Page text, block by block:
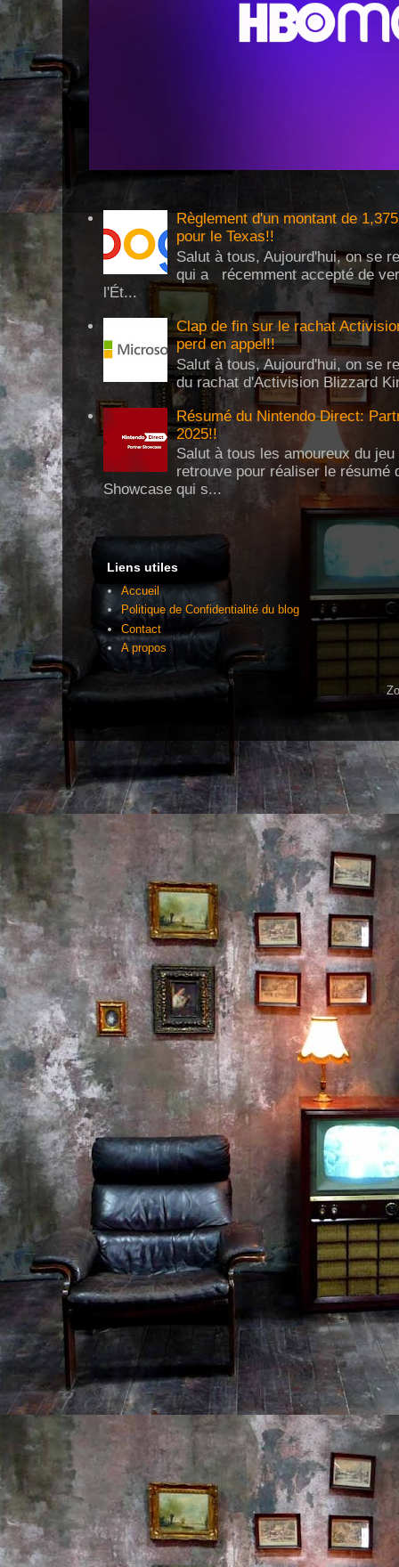
Règlement d'un montant de
pour le Texas!!
Salut à tous, Aujourd'hui, on se
qui a récemment accepté de
l'Ét...
Clap de fin sur le rachat
perd en appel!!
Salut à tous, Aujourd'hui, on se
du rachat d'Activision Blizzard
Résumé du Nintendo Direct:
2025!!
Salut à tous les amoureux du
retrouve pour réaliser le résumé
Showcase qui s...
Liens utiles
Accueil
Politique de Confidentialité du blog
Contact
A propos